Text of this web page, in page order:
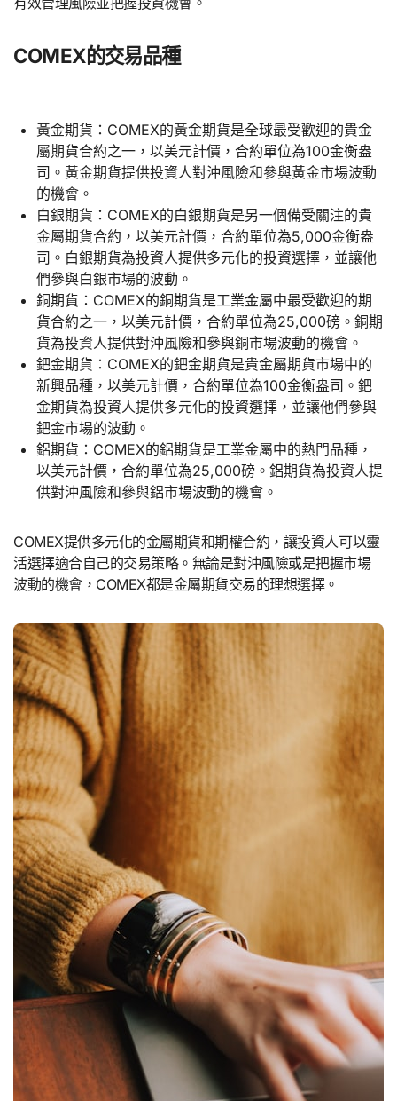
COMEX的交易品種
黃金期貨：COMEX的黃金期貨是全球最受歡迎的貴金
屬期貨合約之一，以美元計價，合約單位為100金衡盎
司。黃金期貨提供投資人對沖風險和參與黃金市場波動
的機會。
白銀期貨：COMEX的白銀期貨是另一個備受關注的貴
金屬期貨合約，以美元計價，合約單位為5,000金衡盎
司。白銀期貨為投資人提供多元化的投資選擇，並讓他
們參與白銀市場的波動。
銅期貨：COMEX的銅期貨是工業金屬中最受歡迎的期
貨合約之一，以美元計價，合約單位為25,000磅。銅期
貨為投資人提供對沖風險和參與銅市場波動的機會。
鈀金期貨：COMEX的鈀金期貨是貴金屬期貨市場中的
新興品種，以美元計價，合約單位為100金衡盎司。鈀
金期貨為投資人提供多元化的投資選擇，並讓他們參與
鈀金市場的波動。
鋁期貨：COMEX的鋁期貨是工業金屬中的熱門品種，
以美元計價，合約單位為25,000磅。鋁期貨為投資人提
供對沖風險和參與鋁市場波動的機會。
COMEX提供多元化的金屬期貨和期權合約，讓投資人可以靈
活選擇適合自己的交易策略。無論是對沖風險或是把握市場
波動的機會，COMEX都是金屬期貨交易的理想選擇。